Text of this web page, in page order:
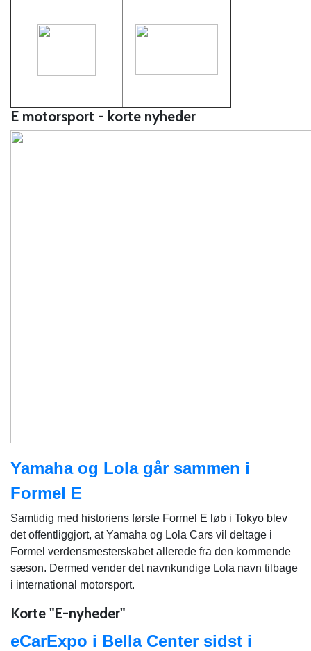
E motorsport - korte nyheder
Yamaha og Lola går sammen i
Formel E
Samtidig med historiens første Formel E løb i Tokyo blev
det offentliggjort, at Yamaha og Lola Cars vil deltage i
Formel verdensmesterskabet allerede fra den kommende
sæson. Dermed vender det navnkundige Lola navn tilbage
i international motorsport.
Korte "E-nyheder"
eCarExpo i Bella Center sidst i